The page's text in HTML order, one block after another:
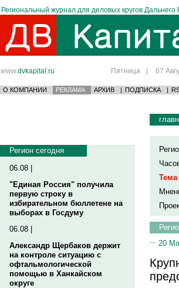
Региональный журнал для деловых кругов Дальнего
www.dvkapital.ru Пятница | 07
О КОМПАНИИ РЕКЛАМА АРХИВ | ПОДПИСКА |
Регион сегодня
06.08 |
"Единая Россия" получила
первую строку в
избирательном бюллетене на
выборах в Госдуму
06.08 |
Александр Щербаков держит
на контроле ситуацию с
офтальмологической
помощью в Ханкайском
округе
20